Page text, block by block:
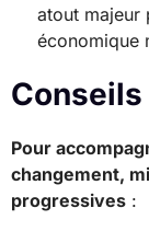
atout majeur
économique
Pour
changement,
progressives :